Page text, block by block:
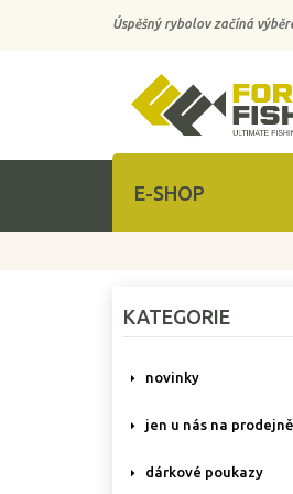
Úspěšný rybolov začíná
E-SHOP
KATEGORIE
novinky
jen u nás na prodejně
dárkové poukazy